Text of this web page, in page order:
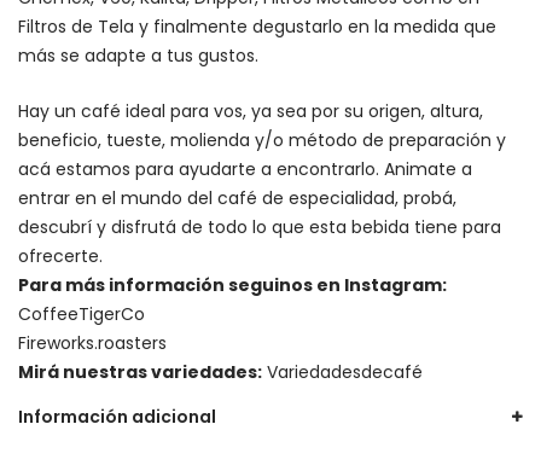
Filtros de Tela y finalmente degustarlo en la medida que
más se adapte a tus gustos.
Hay un café ideal para vos, ya sea por su origen, altura,
beneficio, tueste, molienda y/o método de preparación y
acá estamos para ayudarte a encontrarlo. Animate a
entrar en el mundo del café de especialidad, probá,
descubrí y disfrutá de todo lo que esta bebida tiene para
ofrecerte.
Para más información seguinos en Instagram:
CoffeeTigerCo
Fireworks.roasters
Mirá nuestras variedades: Variedadesdecafé
Información adicional